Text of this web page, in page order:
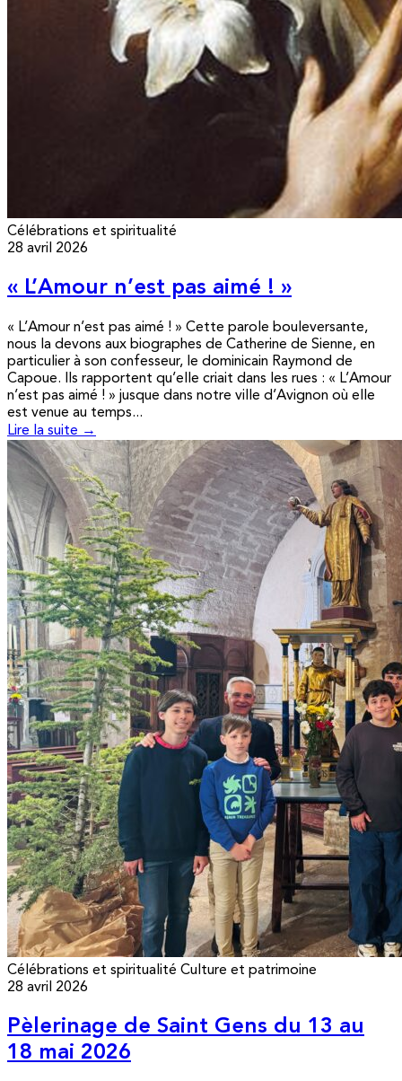
Célébrations et spiritualité
28 avril 2026
« L’Amour n’est pas aimé ! »
« L’Amour n’est pas aimé ! » Cette parole bouleversante,
nous la devons aux biographes de Catherine de Sienne, en
particulier à son confesseur, le dominicain Raymond de
Capoue. Ils rapportent qu’elle criait dans les rues : « L’Amour
n’est pas aimé ! » jusque dans notre ville d’Avignon où elle
est venue au temps...
Lire la suite →
Célébrations et spiritualité Culture et patrimoine
28 avril 2026
Pèlerinage de Saint Gens du 13 au
18 mai 2026